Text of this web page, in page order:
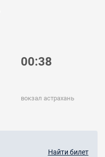
00:38
вокзал астрахань
Найти билет